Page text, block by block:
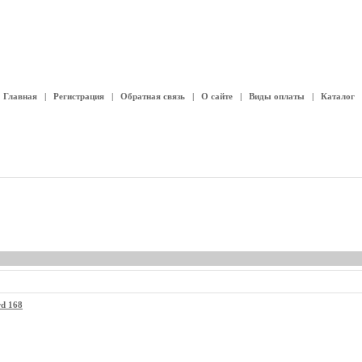
Главная| Регистрация| Обратная связь| О сайте| Виды оплаты | Каталог
168